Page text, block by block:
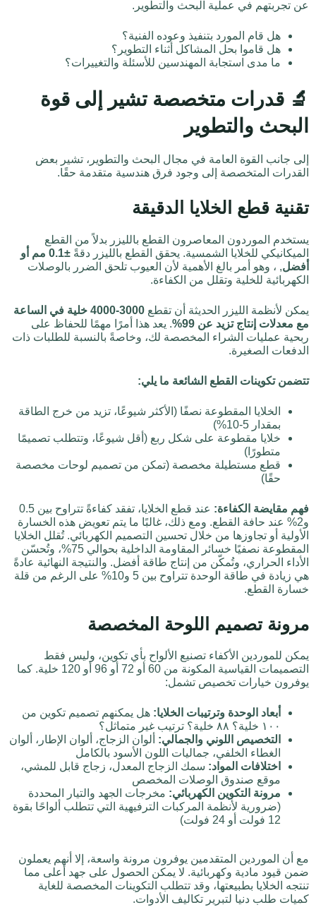
عن تجربتهم في عملية البحث والتطوير.
هل قام المورد بتنفيذ وعوده الفنية؟
هل قاموا بحل المشاكل أثناء التطوير؟
ما مدى استجابة المهندسين للأسئلة والتغييرات؟
🔬 قدرات متخصصة تشير إلى قوة
البحث والتطوير
إلى جانب القوة العامة في مجال البحث والتطوير، تشير بعض
القدرات المتخصصة إلى وجود فرق هندسية متقدمة حقًا.
تقنية قطع الخلايا الدقيقة
يستخدم الموردون المعاصرون القطع بالليزر بدلاً من القطع
الميكانيكي للخلايا الشمسية. يحقق القطع بالليزر دقةً
±0.1 مم أو
أفضل, ، وهو أمر بالغ الأهمية لأن العيوب تلحق الضرر بالوصلات
الكهربائية للخلية وتقلل من الكفاءة.
يمكن لأنظمة الليزر الحديثة أن تقطع
3000-4000 خلية في الساعة
مع معدلات إنتاج تزيد عن 99%
. يعد هذا أمرًا مهمًا للحفاظ على
ربحية عمليات الشراء المخصصة لك، وخاصةً بالنسبة للطلبات ذات
الدفعات الصغيرة.
تتضمن تكوينات القطع الشائعة ما يلي:
الخلايا المقطوعة نصفًا (الأكثر شيوعًا، تزيد من خرج الطاقة
بمقدار 5-10%)
خلايا مقطوعة على شكل ربع (أقل شيوعًا، وتتطلب تصميمًا
متطورًا)
قطع مستطيلة مخصصة (تمكن من تصميم لوحات مخصصة
حقًا)
فهم مقايضة الكفاءة:
عند قطع الخلايا، تفقد كفاءةً تتراوح بين 0.5
و2% عند حافة القطع. ومع ذلك، غالبًا ما يتم تعويض هذه الخسارة
الأولية أو تجاوزها من خلال تحسين التصميم الكهربائي. تُقلل الخلايا
المقطوعة نصفيًا خسائر المقاومة الداخلية بحوالي 75%، وتُحسّن
الأداء الحراري، وتُمكّن من إنتاج طاقة أفضل. والنتيجة النهائية عادةً
هي زيادة في طاقة الوحدة تتراوح بين 5 و10% على الرغم من قلة
خسارة القطع.
مرونة تصميم اللوحة المخصصة
يمكن للموردين الأكفاء تصنيع الألواح بأي تكوين، وليس فقط
التصميمات القياسية المكونة من 60 أو 72 أو 96 أو 120 خلية. كما
يوفرون خيارات تخصيص تشمل:
أبعاد الوحدة وترتيبات الخلايا: هل يمكنهم تصميم تكوين من
١٠٠ خلية؟ ٨٨ خلية؟ ترتيب غير متماثل؟
التخصيص اللوني والجمالي: ألوان الزجاج، ألوان الإطار، ألوان
الغطاء الخلفي، جماليات اللون الأسود بالكامل
اختلافات المواد: سمك الزجاج المعدل، زجاج قابل للمشي،
موقع صندوق الوصلات المخصص
مرونة التكوين الكهربائي: مخرجات الجهد والتيار المحددة
(ضرورية لأنظمة المركبات الترفيهية التي تتطلب ألواحًا بقوة
12 فولت أو 24 فولت)
مع أن الموردين المتقدمين يوفرون مرونة واسعة، إلا أنهم يعملون
ضمن قيود مادية وكهربائية. لا يمكن الحصول على جهد أعلى مما
تنتجه الخلايا بطبيعتها، وقد تتطلب التكوينات المخصصة للغاية
كميات طلب دنيا لتبرير تكاليف الأدوات.